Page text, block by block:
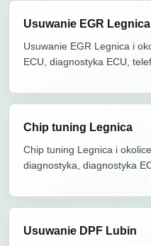
Usuwanie EGR Legnica
Usuwanie EGR Legnica i
ECU, diagnostyka ECU,
Chip tuning Legnica
Chip tuning Legnica i
diagnostyka, diagnostyka
Usuwanie DPF Lubin